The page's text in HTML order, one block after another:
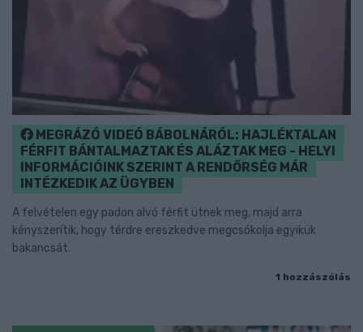
MEGRÁZÓ VIDEÓ BÁBOLNÁRÓL: HAJLÉKTALAN
FÉRFIT BÁNTALMAZTAK ÉS ALÁZTAK MEG - HELYI
INFORMÁCIÓINK SZERINT A RENDŐRSÉG MÁR
INTÉZKEDIK AZ ÜGYBEN
A felvételen egy padon alvó férfit ütnek meg, majd arra
kényszerítik, hogy térdre ereszkedve megcsókolja egyikük
bakancsát.
1 hozzászólás